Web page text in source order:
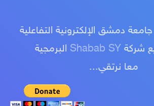
دمشق الإلكترونية التفاعلية
شركة Shabab SY البرمجية
معا نرتقي...